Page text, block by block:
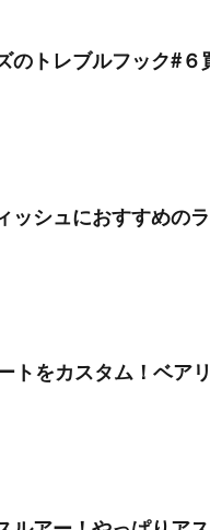
のトレブルフック#６
ッシュにおすすめのラ
トをカスタム！ベア